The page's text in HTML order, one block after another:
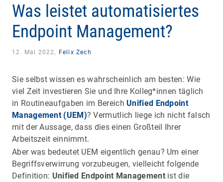
Was leistet automatisiertes
Endpoint Management?
12. Mai 2022, Felix Zech
Sie selbst wissen es wahrscheinlich am besten: Wie
viel Zeit investieren Sie und Ihre Kolleg*innen täglich
in Routineaufgaben im BereichUnified Endpoint
Management (UEM)? Vermutlich liege ich nicht falsch
mit der Aussage, dass dies einen Großteil Ihrer
Arbeitszeit einnimmt.
Aber was bedeutet UEM eigentlich genau? Um einer
Begriffsverwirrung vorzubeugen, vielleicht folgende
Definition: Unified Endpoint Managementist die